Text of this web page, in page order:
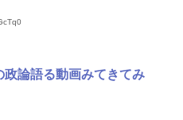
論語る動画みてきてみ